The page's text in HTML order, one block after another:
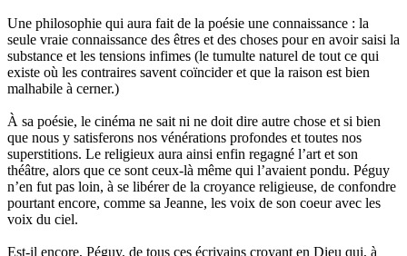
Une philosophie qui aura fait de la poésie une connaissance : la
seule vraie connaissance des êtres et des choses pour en avoir saisi la
substance et les tensions infimes (le tumulte naturel de tout ce qui
existe où les contraires savent coïncider et que la raison est bien
malhabile à cerner.)
À sa poésie, le cinéma ne sait ni ne doit dire autre chose et si bien
que nous y satisferons nos vénérations profondes et toutes nos
superstitions. Le religieux aura ainsi enfin regagné l’art et son
théâtre, alors que ce sont ceux-là même qui l’avaient pondu. Péguy
n’en fut pas loin, à se libérer de la croyance religieuse, de confondre
pourtant encore, comme sa Jeanne, les voix de son coeur avec les
voix du ciel.
Est-il encore, Péguy, de tous ces écrivains croyant en Dieu qui, à